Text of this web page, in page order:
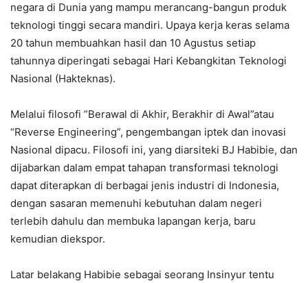
negara di Dunia yang mampu merancang-bangun produk
teknologi tinggi secara mandiri. Upaya kerja keras selama
20 tahun membuahkan hasil dan 10 Agustus setiap
tahunnya diperingati sebagai Hari Kebangkitan Teknologi
Nasional (Hakteknas).
Melalui filosofi ”Berawal di Akhir, Berakhir di Awal”atau
“Reverse Engineering”, pengembangan iptek dan inovasi
Nasional dipacu. Filosofi ini, yang diarsiteki BJ Habibie, dan
dijabarkan dalam empat tahapan transformasi teknologi
dapat diterapkan di berbagai jenis industri di Indonesia,
dengan sasaran memenuhi kebutuhan dalam negeri
terlebih dahulu dan membuka lapangan kerja, baru
kemudian diekspor.
Latar belakang Habibie sebagai seorang Insinyur tentu